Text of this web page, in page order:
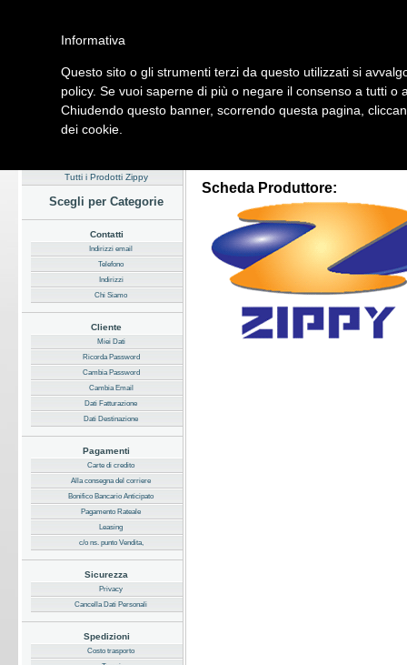
Home Listino Marchi Dati Cliente Servizi Company
Hardware Software Fotografia Telefonia Audio Video
Tutti i Prodotti Zippy
Scegli per Categorie
Contatti
Indirizzi email
Telefono
Indirizzi
Chi Siamo
Cliente
Miei Dati
Ricorda Password
Cambia Password
Cambia Email
Dati Fatturazione
Dati Destinazione
Pagamenti
Carte di credito
Alla consegna del corriere
Bonifico Bancario Anticipato
Pagamento Rateale
Leasing
c/o ns. punto Vendita,
Sicurezza
Privacy
Cancella Dati Personali
Spedizioni
Costo trasporto
Scheda Produttore:
Informativa
Questo sito o gli strumenti terzi da questo utilizzati si
policy. Se vuoi saperne di più o negare il consenso a tutti o
Chiudendo questo banner, scorrendo questa pagina,
dei cookie.